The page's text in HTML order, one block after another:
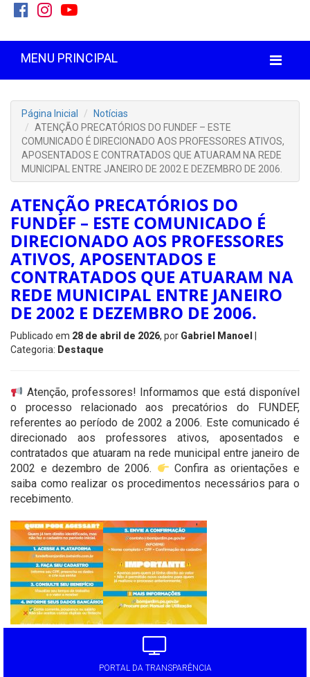
MENU PRINCIPAL
Página Inicial
Notícias
ATENÇÃO PRECATÓRIOS DO FUNDEF – ESTE
COMUNICADO É DIRECIONADO AOS PROFESSORES ATIVOS,
APOSENTADOS E CONTRATADOS QUE ATUARAM NA REDE
MUNICIPAL ENTRE JANEIRO DE 2002 E DEZEMBRO DE 2006.
ATENÇÃO PRECATÓRIOS DO
FUNDEF – ESTE COMUNICADO É
DIRECIONADO AOS PROFESSORES
ATIVOS, APOSENTADOS E
CONTRATADOS QUE ATUARAM NA
REDE MUNICIPAL ENTRE JANEIRO
DE 2002 E DEZEMBRO DE 2006.
Publicado em 28 de abril de 2026, por Gabriel Manoel
Categoria: Destaque
Atenção, professores! Informamos que está disponível
o processo relacionado aos precatórios do FUNDEF,
referentes ao período de 2002 a 2006. Este comunicado é
direcionado aos professores ativos, aposentados e
contratados que atuaram na rede municipal entre janeiro de
2002 e dezembro de 2006.
Confira as orientações e
saiba como realizar os procedimentos necessários para o
recebimento.
PORTAL DA TRANSPARÊNCIA
'